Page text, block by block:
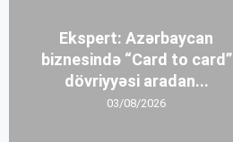
Ekspert: Azərbaycan
biznesində “Card to card”
dövriyyəsi aradan...
03/08/2026